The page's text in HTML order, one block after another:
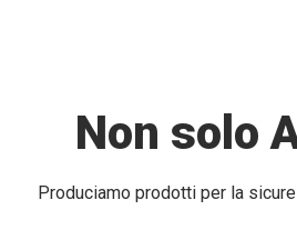
Non solo
Produciamo prodotti per la